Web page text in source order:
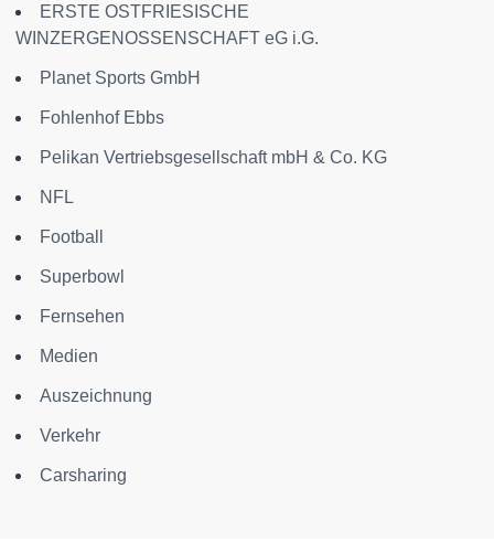
ERSTE OSTFRIESISCHE
WINZERGENOSSENSCHAFT eG i.G.
Planet Sports GmbH
Fohlenhof Ebbs
Pelikan Vertriebsgesellschaft mbH & Co. KG
NFL
Football
Superbowl
Fernsehen
Medien
Auszeichnung
Verkehr
Carsharing